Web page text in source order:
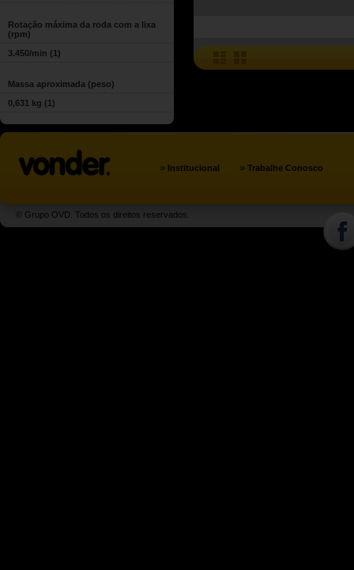
Rotação máxima da roda com a lixa
(rpm)
3.450/min (1)
Massa aproximada (peso)
0,631 kg (1)
» Institucional » Trabalhe Conosco
© Grupo OVD. Todos os direitos reservados.